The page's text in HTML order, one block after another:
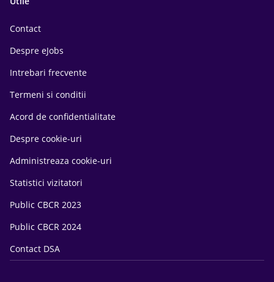
Contact
Despre eJobs
Intrebari frecvente
Termeni si conditii
Acord de confidentialitate
Despre cookie-uri
Administreaza cookie-uri
Statistici vizitatori
Public CBCR 2023
Public CBCR 2024
Contact DSA